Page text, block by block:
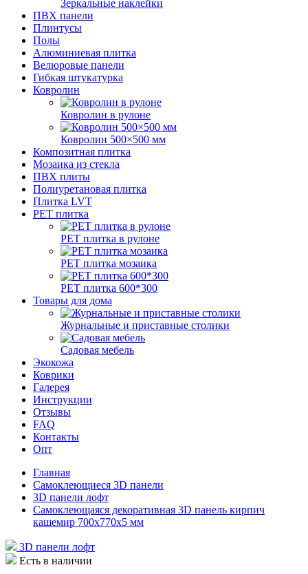
Зеркальные наклейки
ПВХ панели
Плинтусы
Полы
Алюминиевая плитка
Велюровые панели
Гибкая штукатурка
Ковролин
Ковролин в рулоне
Ковролин 500×500 мм
Композитная плитка
Мозаика из стекла
ПВХ плиты
Полиуретановая плитка
Плитка LVT
РЕТ плитка
РЕТ плитка в рулоне
РЕТ плитка мозаика
РЕТ плитка 600*300
Товары для дома
Журнальные и приставные столики
Садовая мебель
Экокожа
Коврики
Галерея
Инструкции
Отзывы
FAQ
Контакты
Опт
Главная
Самоклеющиеся 3D панели
3D панели лофт
Самоклеющаяся декоративная 3D панель кирпич
кашемир 700x770x5 мм
3D панели лофт
Есть в наличии